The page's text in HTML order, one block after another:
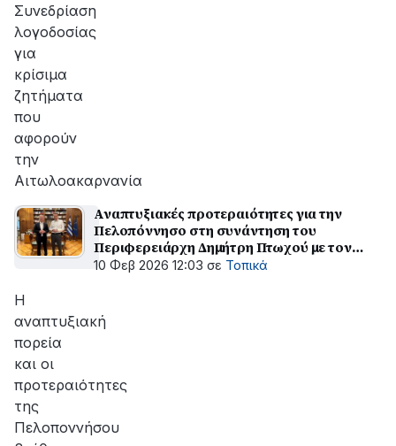
Συνεδρίαση
λογοδοσίας
για
κρίσιμα
ζητήματα
που
αφορούν
την
Αιτωλοακαρνανία
Αναπτυξιακές προτεραιότητες για την
Πελοπόννησο στη συνάντηση του
Περιφερειάρχη Δημήτρη Πτωχού με τον
Πρωθυπουργό Κυριάκο Μητσοτάκη
10 Φεβ 2026 12:03 σε Τοπικά
Η
αναπτυξιακή
πορεία
και οι
προτεραιότητες
της
Πελοποννήσου